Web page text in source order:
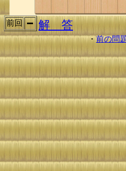
前回 解 答
・前の問